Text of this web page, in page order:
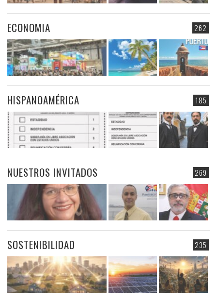
262
ECONOMIA
185
HISPANOAMÉRICA
269
NUESTROS INVITADOS
235
SOSTENIBILIDAD